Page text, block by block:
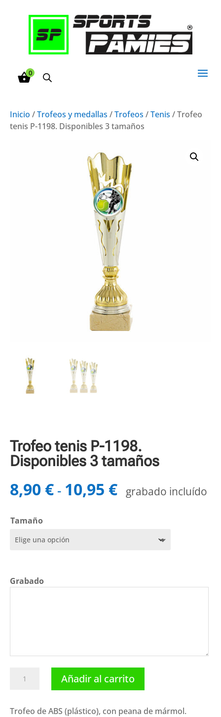
0
Inicio /Trofeos y medallas /Trofeos /Tenis / Trofeo
tenis P-1198. Disponibles 3 tamaños
Trofeo tenis P-1198.
Disponibles 3 tamaños
8,90 € - 10,95 €Rango
de
grabado incluído
Tamaño
Grabado
tenis
1198.
Añadir al carrito
Trofeo de ABS (plástico), con peana de mármol.